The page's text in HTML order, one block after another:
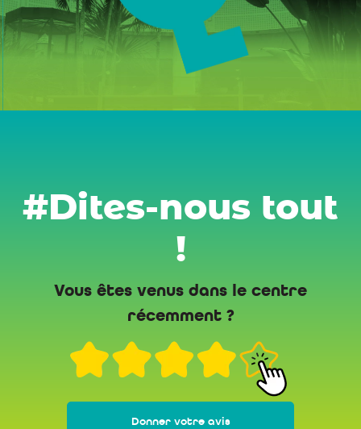
#Dites-nous tout
!
Vous êtes venus dans le centre
récemment ?
Donner votre avis